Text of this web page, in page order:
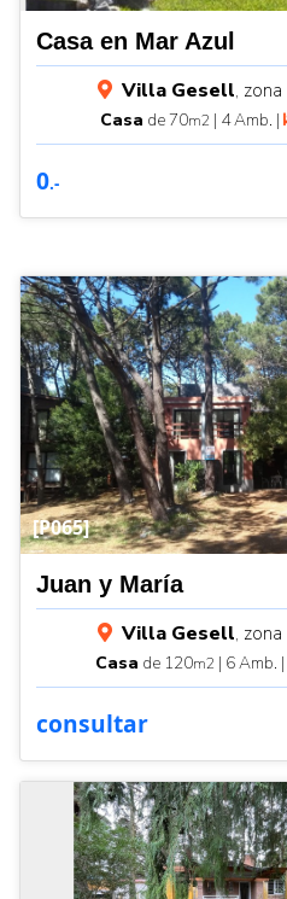
Casa en Mar Azul
Villa Gesell, zona
Casa de 70m2 | 4 Amb. |
0.-
[P065]
Juan y María
Villa Gesell, zona
Casa de 120m2 | 6 Amb. |
consultar